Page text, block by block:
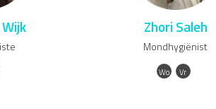
Zhori Saleh
Mondhygiënist
Wo Vr